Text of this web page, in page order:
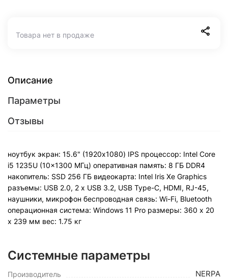
Товара нет в продаже
Описание
Параметры
Отзывы
ноутбук экран: 15.6" (1920x1080) IPS процессор: Intel Core
i5 1235U (10x1300 МГц) оперативная память: 8 ГБ DDR4
накопитель: SSD 256 ГБ видеокарта: Intel Iris Xe Graphics
разъемы: USB 2.0, 2 x USB 3.2, USB Type-C, HDMI, RJ-45,
наушники, микрофон беспроводная связь: Wi-Fi, Bluetooth
операционная система: Windows 11 Pro pазмеры: 360 x 20
x 239 мм вес: 1.75 кг
Системные параметры
Производитель NERPA